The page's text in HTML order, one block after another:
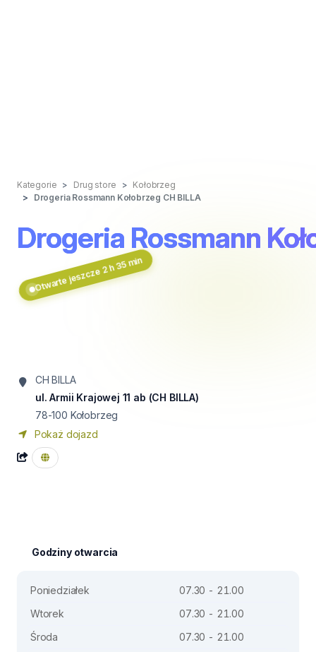
Kategorie Drug store
Kołobrzeg
Drogeria Rossmann Kołobrzeg CH BILLA
Drogeria Rossmann
Otwarte jeszcze 2 h 35 min
CH BILLA
ul. Armii Krajowej 11 ab (CH BILLA)
78-100 Kołobrzeg
Pokaż dojazd
Godziny otwarcia
Poniedziałek
07.30 - 21.00
Wtorek
07.30 - 21.00
Środa
07.30 - 21.00